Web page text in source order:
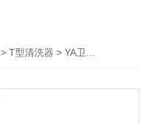
>T型清洗器 > YA卫生级T型清洗器带螺帽旋转式清洗球